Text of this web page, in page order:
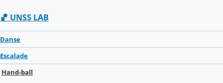
🏀 UNSS LAB
Danse
Escalade
Hand-ball